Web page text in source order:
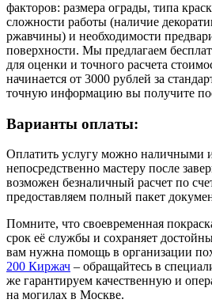
факторов: размера ограды, типа
сложности работы (наличие
ржавчины) и необходимости
поверхности. Мы предлагаем
для оценки и точного расчета
начинается от 3000 рублей за
точную информацию вы получите
Варианты оплаты:
Оплатить услугу можно наличными
непосредственно мастеру после
возможен безналичный расчет по
предоставляем полный пакет
Помните, что своевременная
срок её службы и сохраняет
вам нужна помощь в организации
200 Киржач – обращайтесь в
же гарантируем качественную и
на могилах в Москве.